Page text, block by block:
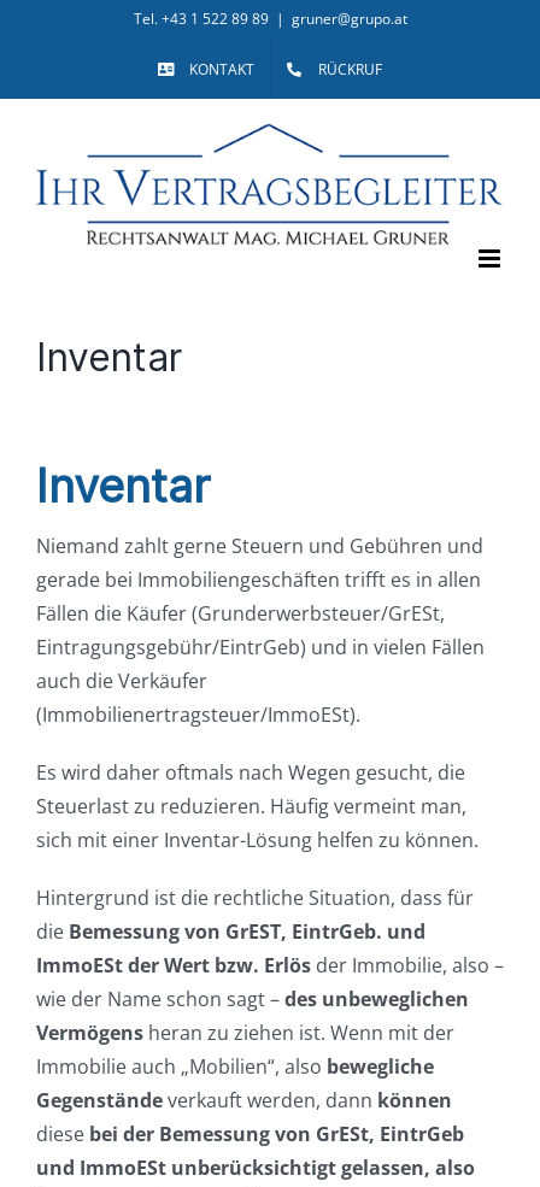
Tel. +43 1 522 89 89 | gruner@grupo.at
KONTAKT RÜCKRUF
Inventar
Inventar
Niemand zahlt gerne Steuern und Gebühren und
gerade bei Immobiliengeschäften trifft es in allen
Fällen die Käufer (Grunderwerbsteuer/GrESt,
Eintragungsgebühr/EintrGeb) und in vielen Fällen
auch die Verkäufer
(Immobilienertragsteuer/ImmoESt).
Es wird daher oftmals nach Wegen gesucht, die
Steuerlast zu reduzieren. Häufig vermeint man,
sich mit einer Inventar-Lösung helfen zu können.
Hintergrund ist die rechtliche Situation, dass für
die Bemessung von GrEST, EintrGeb. und
ImmoESt derWert bzw. Erlösder Immobilie, also –
wie der Name schon sagt –des unbeweglichen
Vermögensheran zu ziehen ist. Wenn mit der
Immobilie auch „Mobilien“, also bewegliche
Gegenständeverkauft werden, dann können
diese bei der Bemessung von GrESt, EintrGeb
und ImmoESt unberücksichtigt gelassen, also